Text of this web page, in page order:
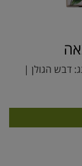
דבש הגולן |